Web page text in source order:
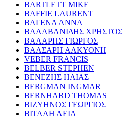
BARTLETT MIKE
BAFFIE LAURENT
ΒΑΓΕΝΑ ΑΝΝΑ
ΒΑΛΑΒΑΝΙΔΗΣ ΧΡΗΣΤΟΣ
ΒΑΛΑΡΗΣ ΓΙΩΡΓΟΣ
ΒΑΛΣΑΡΗ ΑΛΚΥΟΝΗ
VEBER FRANCIS
BELBER STEPHEN
ΒΕΝΕΖΗΣ ΗΛΙΑΣ
BERGMAN INGMAR
BERNHARD THOMAS
ΒΙΖΥΗΝΟΣ ΓΕΩΡΓΙΟΣ
ΒΙΤΑΛΗ ΛΕΙΑ